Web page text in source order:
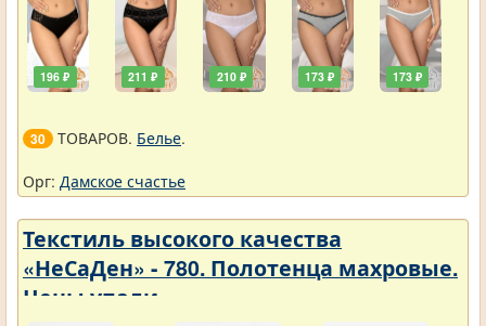
196 ₽ 211 ₽ 210 ₽ 173 ₽ 173 ₽
30 ТОВАРОВ. Белье.
Орг: Дамское счастье
Текстиль высокого качества
«НеСаДен» - 780. Полотенца махровые.
Цены упали